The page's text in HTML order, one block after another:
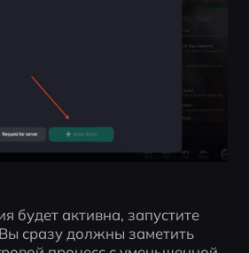
будет активна, запустите
сразу должны заметить